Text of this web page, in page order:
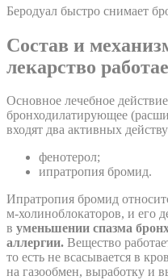
Беродуал быстро снимает
Состав и
лекарство
Основное лечебное
бронходилатирующее
входят два активных
фенотерол;
ипратропия бромид.
Ипратропия бромид
м-холиноблокаторов, и его
в уменьшении спазма
аллергии. Вещество
то есть не всасывается в
на газообмен, выработку и